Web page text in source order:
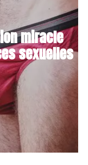
miracle
sexuelles